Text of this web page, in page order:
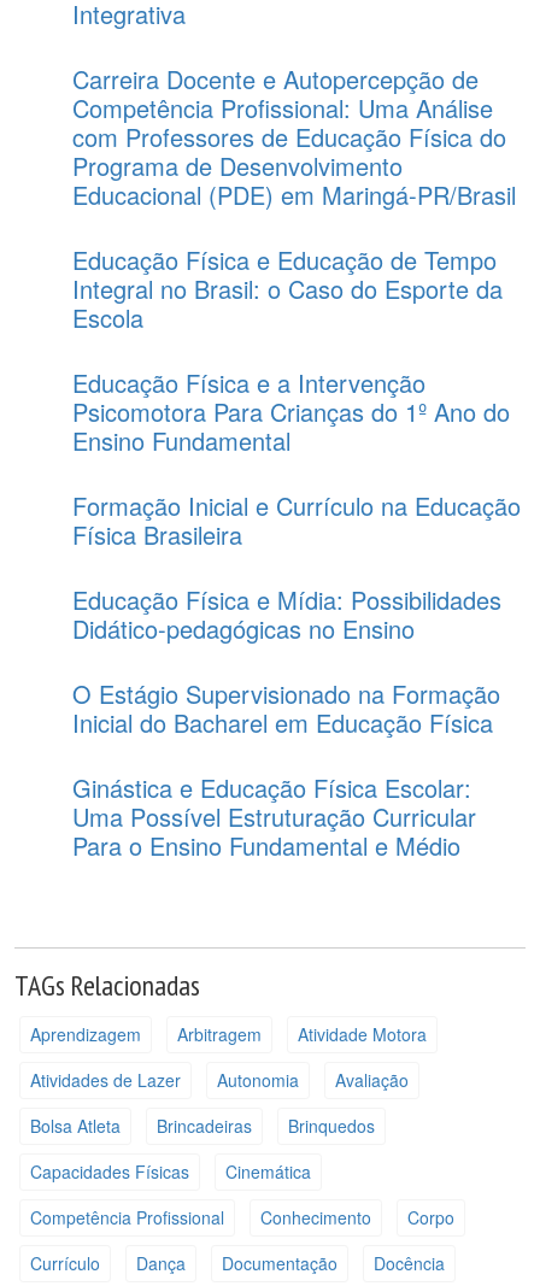
Integrativa
Carreira Docente e Autopercepção de
Competência Profissional: Uma Análise
com Professores de Educação Física do
Programa de Desenvolvimento
Educacional (PDE) em Maringá-PR/Brasil
Educação Física e Educação de Tempo
Integral no Brasil: o Caso do Esporte da
Escola
Educação Física e a Intervenção
Psicomotora Para Crianças do 1º Ano do
Ensino Fundamental
Formação Inicial e Currículo na Educação
Física Brasileira
Educação Física e Mídia: Possibilidades
Didático-pedagógicas no Ensino
O Estágio Supervisionado na Formação
Inicial do Bacharel em Educação Física
Ginástica e Educação Física Escolar:
Uma Possível Estruturação Curricular
Para o Ensino Fundamental e Médio
TAGs Relacionadas
Aprendizagem Arbitragem
Atividade Motora
Atividades de Lazer
Autonomia
Avaliação
Bolsa Atleta
Brincadeiras
Brinquedos
Capacidades Físicas
Cinemática
Competência Profissional
Conhecimento
Corpo
Currículo
Dança Documentação
Docência